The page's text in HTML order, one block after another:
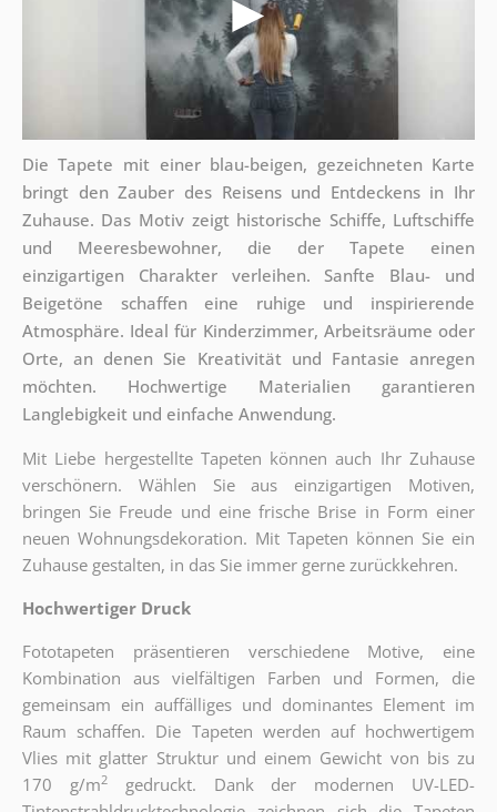
Die Tapete mit einer blau-beigen, gezeichneten Karte
bringt den Zauber des Reisens und Entdeckens in Ihr
Zuhause. Das Motiv zeigt historische Schiffe, Luftschiffe
und Meeresbewohner, die der Tapete einen
einzigartigen Charakter verleihen. Sanfte Blau- und
Beigetöne schaffen eine ruhige und inspirierende
Atmosphäre. Ideal für Kinderzimmer, Arbeitsräume oder
Orte, an denen Sie Kreativität und Fantasie anregen
möchten. Hochwertige Materialien garantieren
Langlebigkeit und einfache Anwendung.
Mit Liebe hergestellte Tapeten können auch Ihr Zuhause
verschönern. Wählen Sie aus einzigartigen Motiven,
bringen Sie Freude und eine frische Brise in Form einer
neuen Wohnungsdekoration. Mit Tapeten können Sie ein
Zuhause gestalten, in das Sie immer gerne zurückkehren.
Hochwertiger Druck
Fototapeten präsentieren verschiedene Motive, eine
Kombination aus vielfältigen Farben und Formen, die
gemeinsam ein auffälliges und dominantes Element im
Raum schaffen. Die Tapeten werden auf hochwertigem
Vlies mit glatter Struktur und einem Gewicht von bis zu
170 g/m2gedruckt. Dank der modernen UV-LED-